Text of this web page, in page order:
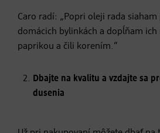
Caro radí: „Popri oleji rada siaham
domácich bylinkách a dopĺňam
paprikou a čili korením.“
Dbajte na kvalitu a vzdajte sa
dusenia